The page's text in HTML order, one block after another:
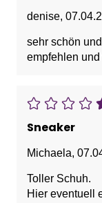
denise,
sehr schön
empfehlen
Sneaker
Michaela,
Toller Schuh.
Hier eventuell